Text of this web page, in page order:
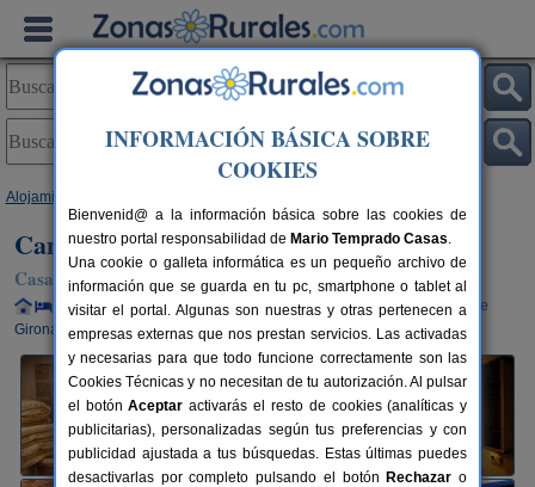
Alojamientos
Can Llonga
Casa Rural en Riudarenes (Girona)
Alquiler completo y por habitaciones 2-8+1 plazas
16 km de
Girona
INFORMACIÓN BÁSICA SOBRE
COOKIES
Bienvenid@ a la información básica sobre las cookies de
nuestro portal responsabilidad de Mario Temprado Casas.
Una cookie o galleta informática es un pequeño archivo de
información que se guarda en tu pc, smartphone o tablet al
visitar el portal. Algunas son nuestras y otras pertenecen a
empresas externas que nos prestan servicios. Las activadas
y necesarias para que todo funcione correctamente son las
Cookies Técnicas y no necesitan de tu autorización. Al pulsar
el botónAceptar activarás el resto de cookies (analíticas y
publicitarias), personalizadas según tus preferencias y con
publicidad ajustada a tus búsquedas. Estas últimas puedes
desactivarlas por completo pulsando el botón Rechazar o